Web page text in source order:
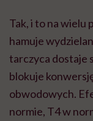
Tak, i to na wielu
hamuje
tarczyca dostaje
blokuje
obwodowych.
normie, T4 w